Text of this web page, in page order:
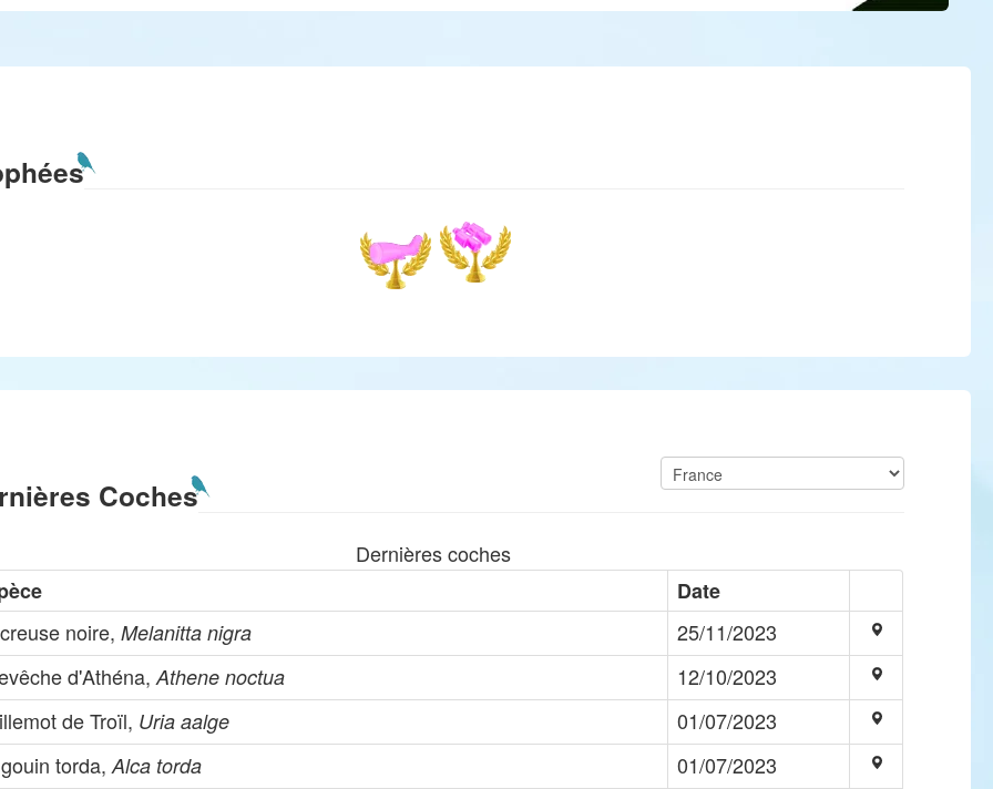
Coches
Dernières coches
Date
noire,Melanitta nigra
25/11/2023
d'Athéna,Athene noctua
12/10/2023
de Troïl, Uria aalge
01/07/2023
torda,Alca torda
01/07/2023